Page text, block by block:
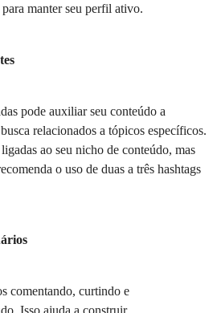
manter seu perfil ativo.
pode auxiliar seu conteúdo a
relacionados a tópicos específicos.
ao seu nicho de conteúdo, mas
o uso de duas a três hashtags
comentando, curtindo e
Isso ajuda a construir